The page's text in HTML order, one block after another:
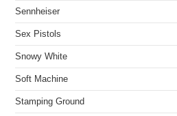
Sennheiser
Sex Pistols
Snowy White
Soft Machine
Stamping Ground